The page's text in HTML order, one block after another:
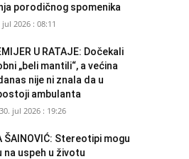
porodičnog spomenika
2026 : 08:11
U RATAJE: Dočekali
„beli mantili“, a većina
nije ni znala da u
ambulanta
jul 2026 : 19:26
ŠAINOVIĆ: Stereotipi mogu
na uspeh u životu